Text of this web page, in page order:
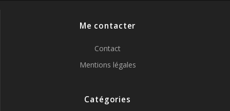
Me contacter
Contact
Mentions légales
Catégories